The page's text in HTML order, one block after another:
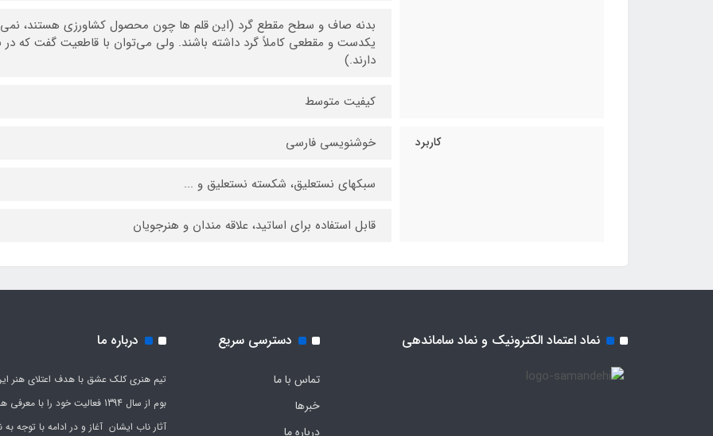
بدنه صاف و سطح مقطع گرد (این قلم ها چون محصول کشاورزی هستند،
یکدست و مقطعی کاملاً گرد داشته باشند. ولی می‌توان با قاطعیت گفت
دارند.)
کیفیت متوسط
کاربرد خوشنویسی فارسی
سبکهای نستعلیق، شکسته نستعلیق و ...
قابل استفاده برای اساتید، علاقه‏ مندان و هنرجویان
نماد اعتماد الکترونیک و نماد ساماندهی دسترسی سریع
تماس با ما
خبرها
درباره ما
درباره ما
تیم هنری کلک عشق با هدف اعتلای هنر
بوم از سال 1394 فعالیت خود را با
آثار ناب ایشان آغاز و در ادامه با توجه به